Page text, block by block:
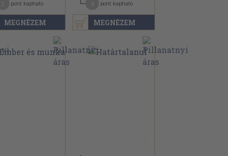
MEGNÉZEM
pont kapható
MEGNÉZEM
pont kapható